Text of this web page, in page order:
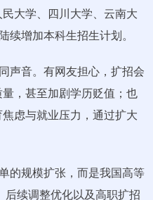
大学、四川大学、云南大
续增加本科生招生计划。
声音。有网友担心，扩招会
，甚至加剧学历贬值；也
虑与就业压力，通过扩大
的规模扩张，而是我国高等
续调整优化以及高职扩招